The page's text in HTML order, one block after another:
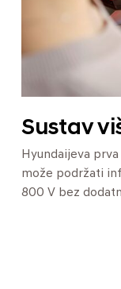
Sustav
Hyundaijeva
može podržati
800 V bez